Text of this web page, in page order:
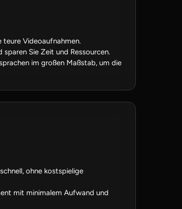
teure Videoaufnahmen.
Sie Zeit und Ressourcen.
im großen Maßstab, um die
ohne kostspielige
mit minimalem Aufwand und